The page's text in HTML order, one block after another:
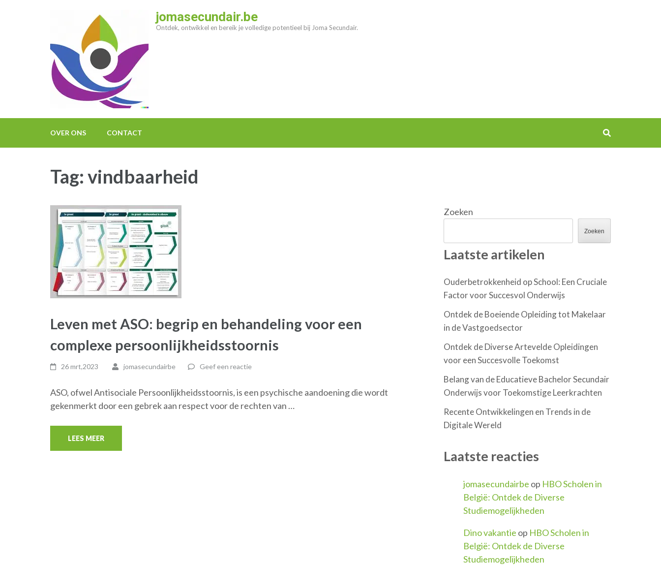
jomasecundair.be
Ontdek, ontwikkel en bereik je volledige potentieel bij Joma Secundair.
OVER ONS CONTACT
Tag:vindbaarheid
Leven met ASO: begrip en behandeling voor een
complexe persoonlijkheidsstoornis
26 mrt,2023 jomasecundairbe Geef een reactie
ASO, ofwel Antisociale Persoonlijkheidsstoornis, is een psychische aandoening die wordt
gekenmerkt door een gebrek aan respect voor de rechten van …
LEES MEER
Zoeken
Zoeken
Laatste artikelen
Ouderbetrokkenheid op School: Een Cruciale
Factor voor Succesvol Onderwijs
Ontdek de Boeiende Opleiding tot Makelaar
in de Vastgoedsector
Ontdek de Diverse Artevelde Opleidingen
voor een Succesvolle Toekomst
Belang van de Educatieve Bachelor Secundair
Onderwijs voor Toekomstige Leerkrachten
Recente Ontwikkelingen en Trends in de
Digitale Wereld
Laatste reacties
jomasecundairbe op HBO Scholen in
België: Ontdek de Diverse
Studiemogelijkheden
Dino vakantie op HBO Scholen in
België: Ontdek de Diverse
Studiemogelijkheden